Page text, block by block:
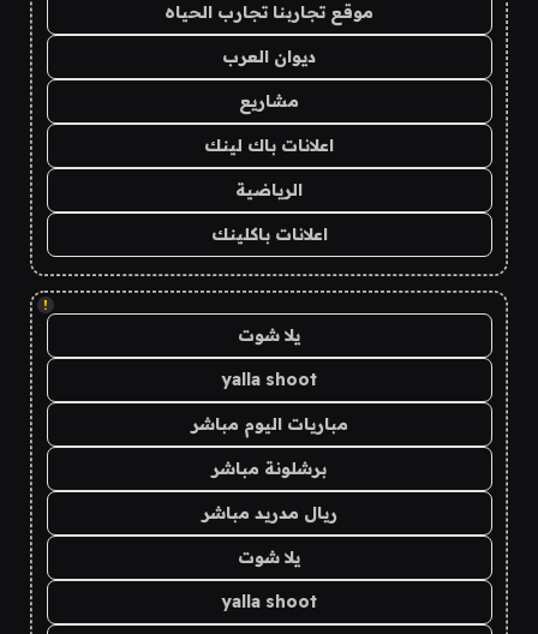
موقع تجاربنا تجارب الحياه
ديوان العرب
مشاريع
اعلانات باك لينك
الرياضية
اعلانات باكلينك
!
يلا شوت
yalla shoot
مباريات اليوم مباشر
برشلونة مباشر
ريال مدريد مباشر
يلا شوت
yalla shoot